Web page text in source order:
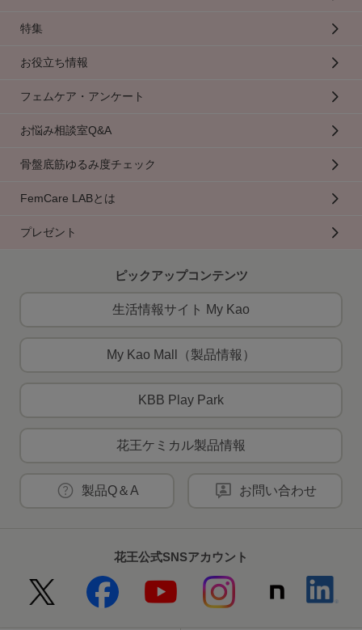
特集
お役立ち情報
フェムケア・アンケート
お悩み相談室Q&A
骨盤底筋ゆるみ度チェック
FemCare LABとは
プレゼント
ピックアップコンテンツ
生活情報サイト My Kao
My Kao Mall（製品情報）
KBB Play Park
花王ケミカル製品情報
製品Q＆A お問い合わせ
花王公式SNSアカウント